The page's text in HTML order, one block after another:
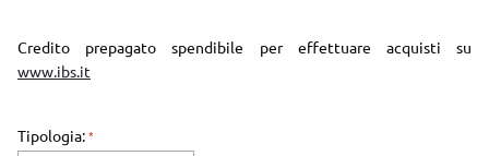
Credito prepagato spendibile per effettuare acquisti su
www.ibs.it
Tipologia: